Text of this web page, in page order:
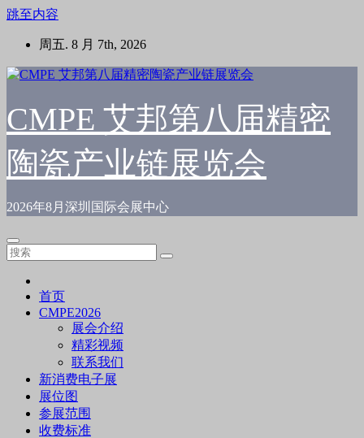
跳至内容
周五. 8 月 7th, 2026
CMPE 艾邦第八届精密
陶瓷产业链展览会
2026年8月深圳国际会展中心
首页
CMPE2026
展会介绍
精彩视频
联系我们
新消费电子展
展位图
参展范围
收费标准